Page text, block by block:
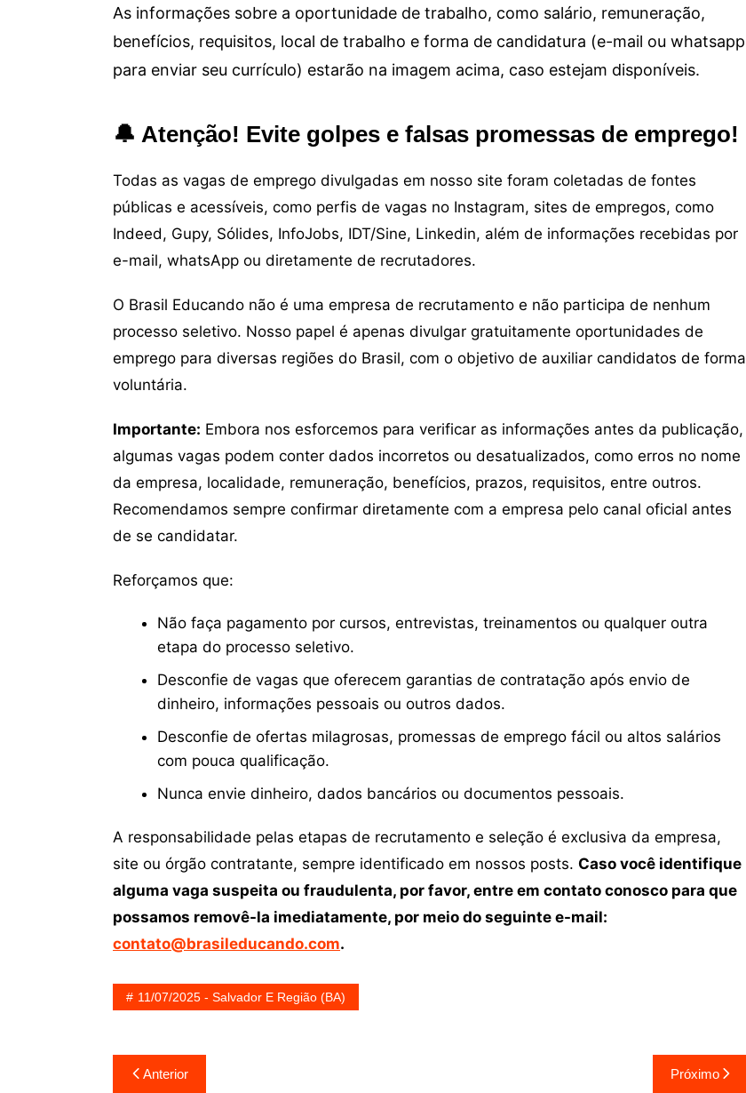
As informações sobre a oportunidade de trabalho, como salário, remuneração,
benefícios, requisitos, local de trabalho e forma de candidatura (e-mail ou whatsapp
para enviar seu currículo) estarão na imagem acima, caso estejam disponíveis.
🔔 Atenção! Evite golpes e falsas promessas de emprego!
Todas as vagas de emprego divulgadas em nosso site foram coletadas de fontes
públicas e acessíveis, como perfis de vagas no Instagram, sites de empregos, como
Indeed, Gupy, Sólides, InfoJobs, IDT/Sine, Linkedin, além de informações recebidas por
e-mail, whatsApp ou diretamente de recrutadores.
O Brasil Educando não é uma empresa de recrutamento e não participa de nenhum
processo seletivo. Nosso papel é apenas divulgar gratuitamente oportunidades de
emprego para diversas regiões do Brasil, com o objetivo de auxiliar candidatos de forma
voluntária.
Importante: Embora nos esforcemos para verificar as informações antes da publicação,
algumas vagas podem conter dados incorretos ou desatualizados, como erros no nome
da empresa, localidade, remuneração, benefícios, prazos, requisitos, entre outros.
Recomendamos sempre confirmar diretamente com a empresa pelo canal oficial antes
de se candidatar.
Reforçamos que:
Não faça pagamento por cursos, entrevistas, treinamentos ou qualquer outra
etapa do processo seletivo.
Desconfie de vagas que oferecem garantias de contratação após envio de
dinheiro, informações pessoais ou outros dados.
Desconfie de ofertas milagrosas, promessas de emprego fácil ou altos salários
com pouca qualificação.
Nunca envie dinheiro, dados bancários ou documentos pessoais.
A responsabilidade pelas etapas de recrutamento e seleção é exclusiva da empresa,
site ou órgão contratante, sempre identificado em nossos posts. Caso você identifique
alguma vaga suspeita ou fraudulenta, por favor, entre em contato conosco para que
possamos removê-la imediatamente, por meio do seguinte e-mail:
contato@brasileducando.com.
11/07/2025 - Salvador E Região (BA)
Navegação
Anterior Próximo